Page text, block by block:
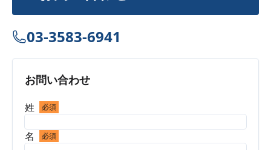
03-3583-6941
お問い合わせ
姓 必須
名 必須